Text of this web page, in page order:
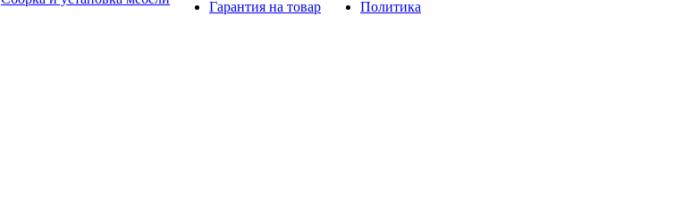
Гарантия на товар
Политика